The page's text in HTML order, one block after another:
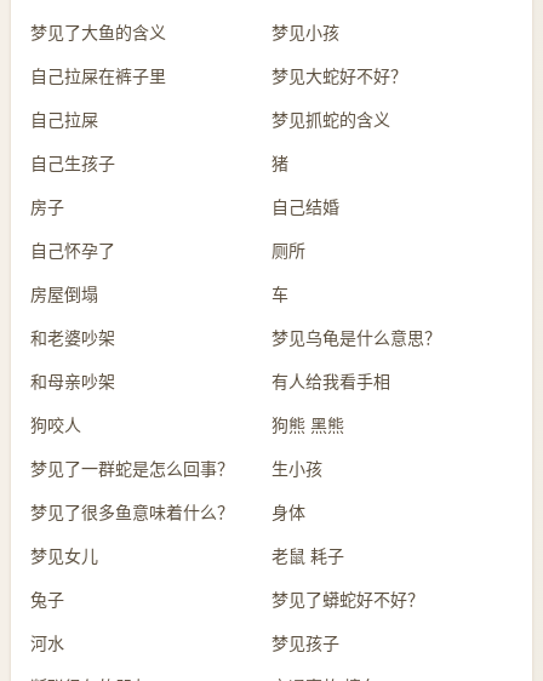
梦见了大鱼的含义 梦见小孩
自己拉屎在裤子里 梦见大蛇好不好？
自己拉屎 梦见抓蛇的含义
自己生孩子 猪
房子 自己结婚
自己怀孕了 厕所
房屋倒塌 车
和老婆吵架 梦见乌龟是什么意思？
和母亲吵架 有人给我看手相
狗咬人 狗熊 黑熊
梦见了一群蛇是怎么回事？ 生小孩
梦见了很多鱼意味着什么？ 身体
梦见女儿 老鼠 耗子
兔子 梦见了蟒蛇好不好？
河水 梦见孩子